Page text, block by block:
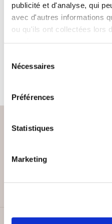
publicité et d'analyse, qui
avec d'autres informations
ou qu'ils ont collectées lors
Nécessaires
Préférences
Statistiques
Marketing
KAD TOME 2: BATS-
TOI !